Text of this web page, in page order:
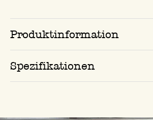
Produktinformation
Spezifikationen